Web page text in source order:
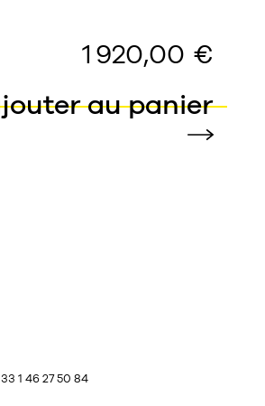
1 920,00 €
au panier
1 46 27 50 84